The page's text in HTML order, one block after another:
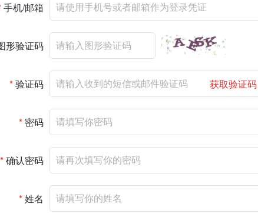
手机/邮箱
形验证码
*验证码 获取验证码
* 密码
*确认密码
*姓名